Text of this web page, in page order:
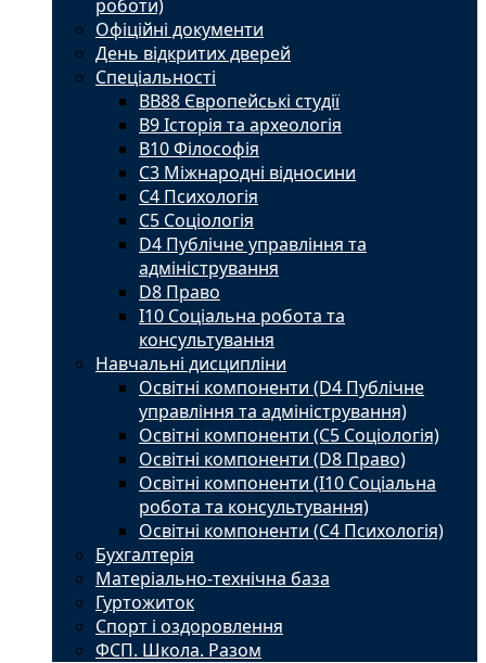
роботи)
Офіційні документи
День відкритих дверей
Спеціальності
BВ88 Європейські студії
B9 Історія та археологія
B10 Філософія
C3 Міжнародні відносини
C4 Психологія
С5 Соціологія
D4 Публічне управління та
адміністрування
D8 Право
I10 Соціальна робота та
консультування
Навчальні дисципліни
Освітні компоненти (D4 Публічне
управління та адміністрування)
Освітні компоненти (С5 Соціологія)
Освітні компоненти (D8 Право)
Освітні компоненти (I10 Соціальна
робота та консультування)
Освітні компоненти (С4 Психологія)
Бухгалтерія
Матеріально-технічна база
Гуртожиток
Спорт і оздоровлення
ФСП. Школа. Разом